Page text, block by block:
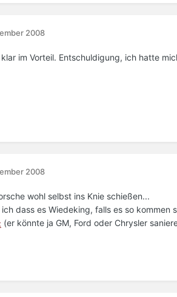
2008
im Vorteil. Entschuldigung, ich hatte
2008
wohl selbst ins Knie schießen...
dass es Wiedeking, falls es so
(er könnte ja GM, Ford oder Chrysler